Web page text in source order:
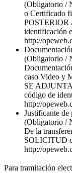
(Obligatorio /
o Certificado
POSTERIOR
identificación
http://
(Obligatorio /
caso Video y
SE
código de
http://
Justificante de
(Obligatorio /
De la
SOLICITUD
http://
Para tramitación